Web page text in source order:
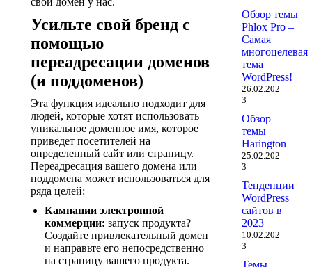
Усильте свой бренд с
помощью
переадресации доменов
(и поддоменов)
Эта функция идеально подходит для
людей, которые хотят использовать
уникальное доменное имя, которое
приведет посетителей на
определенный сайт или страницу.
Переадресация вашего домена или
поддомена может использоваться для
ряда целей:
Кампании электронной
коммерции: запуск продукта?
Создайте привлекательный домен
и направьте его непосредственно
на страницу вашего продукта.
Обзор темы
Phlox Pro –
Самая
многоцелевая
тема
WordPress!
26.02.202
3
Обзор
темы
Harington
25.02.202
3
Тенденции
WordPress
сайтов в
2023
10.02.202
3
Темы